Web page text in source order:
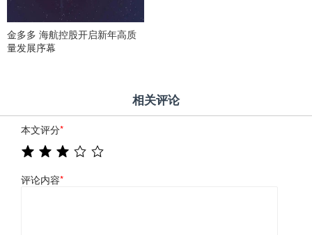
金多多 海航控股开启新年高质
量发展序幕
相关评论
本文评分*
评论内容*